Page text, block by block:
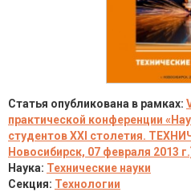
Статья опубликована в рамках:
практической конференции
студентов XXI столетия.
Новосибирск, 07 февраля 2013
Наука: Технические науки
Секция: Технологии